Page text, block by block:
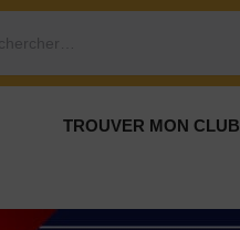
TROUVER MON CLUB